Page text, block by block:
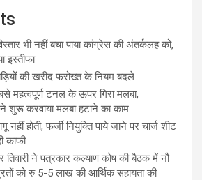
भी नहीं बचा पाया कांग्रेस की अंतर्कलह को,
इस्तीफा
की खरीद फरोख्त के नियम बदले
महत्वपूर्ण टनल के ऊपर गिरा मलबा,
ने शुरू करवाया मलबा हटाने का काम
नहीं होती, फर्जी नियुक्ति पाये जाने पर चार्ज शीट
काफी
ने पत्रकार कल्याण कोष की बैठक में नौ
को रु 5-5 लाख की आर्थिक सहायता की